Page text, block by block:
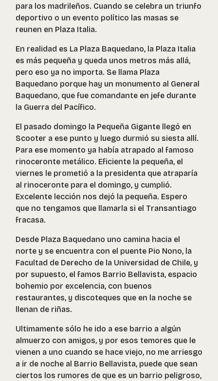
para los madrileños. Cuando se celebra un triunfo
deportivo o un evento político las masas se
reunen en Plaza Italia.
En realidad es La Plaza Baquedano, la Plaza Italia
es más pequeña y queda unos metros más allá,
pero eso ya no importa. Se llama Plaza
Baquedano porque hay un monumento al General
Baquedano, que fue comandante en jefe durante
la Guerra del Pacífico.
El pasado domingo la Pequeña Gigante llegó en
Scooter a ese punto y luego durmió su siesta allí.
Para ese momento ya había atrapado al famoso
rinoceronte metálico. Eficiente la pequeña, el
viernes le prometió a la presidenta que atraparía
al rinoceronte para el domingo, y cumplió.
Excelente lección nos dejó la pequeña. Espero
que no tengamos que llamarla si el Transantiago
fracasa.
Desde Plaza Baquedano uno camina hacia el
norte y se encuentra con el puente Pio Nono, la
Facultad de Derecho de la Universidad de Chile, y
por supuesto, el famos Barrio Bellavista, espacio
bohemio por excelencia, con buenos
restaurantes, y discoteques que en la noche se
llenan de riñas.
Ultimamente sólo he ido a ese barrio a algún
almuerzo con amigos, y por esos temores que le
vienen a uno cuando se hace viejo, no me arriesgo
a ir de noche al Barrio Bellavista, puede que sean
ciertos los rumores de que es un barrio peligroso,